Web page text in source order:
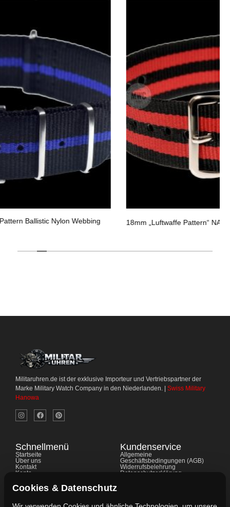
18mm „Luftwaffe Pattern“ NATO Militäruhr Strap – Authe
Militaruhren.de ist der exklusive Importeur und Vertriebspartner der
Marke Military Watch Company in den Niederlanden. | Swiss Military
Hanowa
Schnellmenü
Startseite
Über uns
Kontakt
Konto
FAQ's
Kundenservice
Allgemeine
Geschäftsbedingungen (AGB)
Widerrufsbelehrung
Datenschutzerklärung
Cookies & Datenschutz